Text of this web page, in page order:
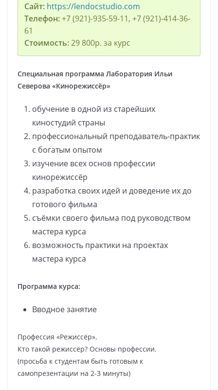
Сайт: https://lendocstudio.com
Телефон:+7 (921)-935-59-11, +7 (921)-414-36-
61
Стоимость:29 800р. за курс
Специальная программа Лаборатория Ильи
Северова «Кинорежиссёр»
обучение в одной из старейших
киностудий страны
профессиональный преподаватель-практик
с богатым опытом
изучение всех основ профессии
кинорежиссёр
разработка своих идей и доведение их до
готового фильма
съёмки своего фильма под руководством
мастера курса
возможность практики на проектах
мастера курса
Программа курса:
Вводное занятие
Профессия «Режиссёр».
Кто такой режиссёр? Основы профессии.
(просьба к студентам быть готовым к
самопрезентации на 2-3 минуты)